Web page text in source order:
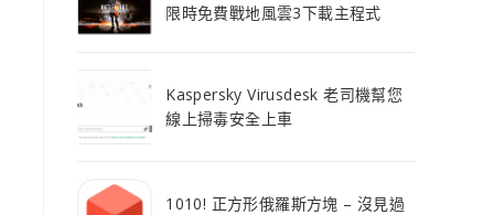
限時免費戰地風雲3下載主程式
Kaspersky Virusdesk 老司機幫您
線上掃毒安全上車
1010! 正方形俄羅斯方塊 – 沒見過